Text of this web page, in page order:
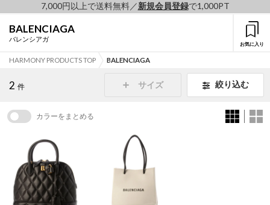
7,000円以上で送料無料／新規会員登録で1,000PT
BALENCIAGA
バレンシアガ
お気に入り
HARMONY PRODUCTS TOP BALENCIAGA
2 件 サイズ 絞り込む
カラーをまとめる